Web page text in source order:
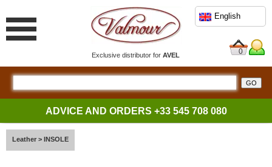
Exclusive distributor forAVEL
English
0
ADVICE AND ORDERS +33 545 708 080
Leather > INSOLE